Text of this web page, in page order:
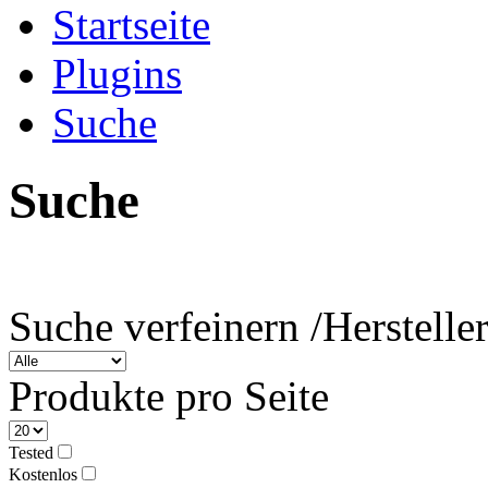
Startseite
Plugins
Suche
Suche
Suche verfeinern /Hersteller
Produkte pro Seite
Tested
Kostenlos